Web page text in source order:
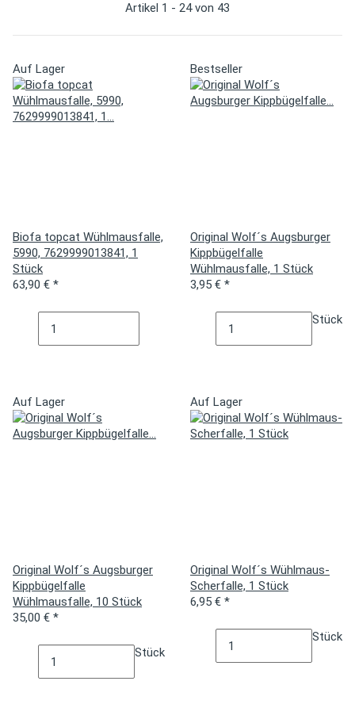
Artikel 1 - 24 von 43
Auf Lager
Biofa topcat Wühlmausfalle,
5990, 7629999013841, 1
Stück
63,90 € *
Bestseller
Original Wolf´s Augsburger
Kippbügelfalle
Wühlmausfalle, 1 Stück
3,95 € *
Stück
Auf Lager
Original Wolf´s Augsburger
Kippbügelfalle
Wühlmausfalle, 10 Stück
35,00 € *
Stück
Auf Lager
Original Wolf´s Wühlmaus-
Scherfalle, 1 Stück
6,95 € *
Stück